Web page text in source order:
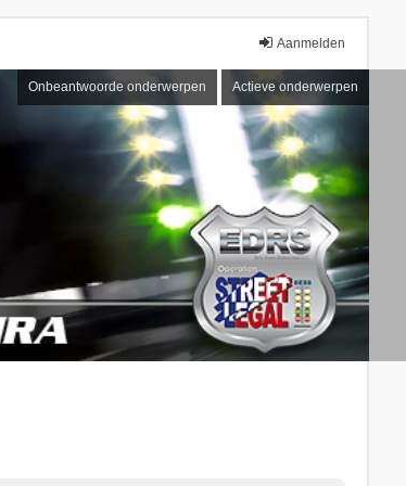
Aanmelden
Onbeantwoorde onderwerpen Actieve onderwerpen